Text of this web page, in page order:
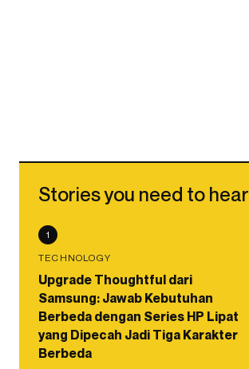
Stories you need to hear
1
TECHNOLOGY
Upgrade Thoughtful dari
Samsung: Jawab Kebutuhan
Berbeda dengan Series HP Lipat
yang Dipecah Jadi Tiga Karakter
Berbeda